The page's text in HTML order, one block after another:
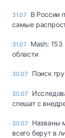
31.07
В России
самые
31.07
Mash:
области
30.07 Поиск
30.07
спешат с
30.07
Названы
всего берут в